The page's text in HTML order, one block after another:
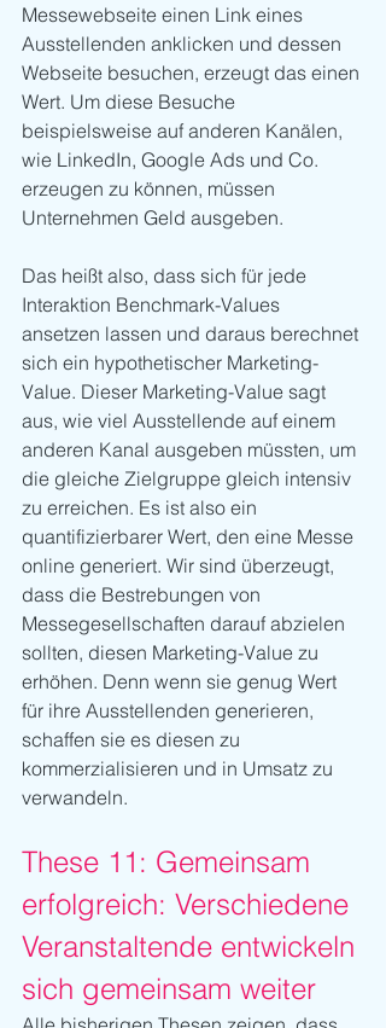
Messewebseite einen Link eines
Ausstellenden anklicken und dessen
Webseite besuchen, erzeugt das einen
Wert. Um diese Besuche
beispielsweise auf anderen Kanälen,
wie LinkedIn, Google Ads und Co.
erzeugen zu können, müssen
Unternehmen Geld ausgeben.
Das heißt also, dass sich für jede
Interaktion Benchmark-Values
ansetzen lassen und daraus berechnet
sich ein hypothetischer Marketing-
Value. Dieser Marketing-Value sagt
aus, wie viel Ausstellende auf einem
anderen Kanal ausgeben müssten, um
die gleiche Zielgruppe gleich intensiv
zu erreichen. Es ist also ein
quantifizierbarer Wert, den eine Messe
online generiert. Wir sind überzeugt,
dass die Bestrebungen von
Messegesellschaften darauf abzielen
sollten, diesen Marketing-Value zu
erhöhen. Denn wenn sie genug Wert
für ihre Ausstellenden generieren,
schaffen sie es diesen zu
kommerzialisieren und in Umsatz zu
verwandeln.
These 11: Gemeinsam
erfolgreich: Verschiedene
Veranstaltende entwickeln
sich gemeinsam weiter